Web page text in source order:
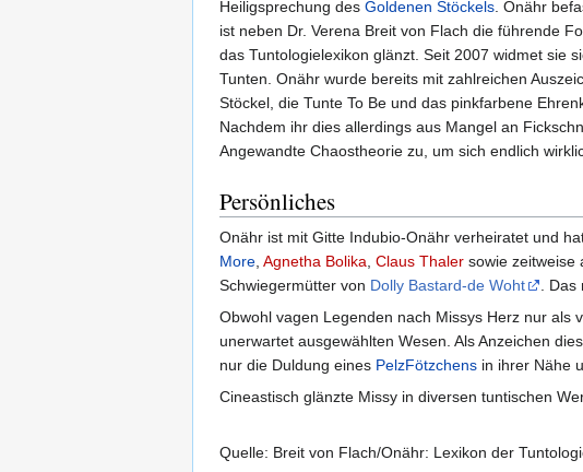
Heiligsprechung des Goldenen Stöckels . Onähr
ist neben Dr. Verena Breit von Flach die führende
das Tuntologielexikon glänzt. Seit 2007 widmet sie
Tunten. Onähr wurde bereits mit zahlreichen
Stöckel, die Tunte To Be und das pinkfarbene
Nachdem ihr dies allerdings aus Mangel an
Angewandte Chaostheorie zu, um sich endlich
Persönliches
Onähr ist mit Gitte Indubio-Onähr verheiratet und
More Agnetha Bolika Claus Thaler sowie zeitweise
Schwiegermütter von Dolly Bastard-de Woht
.
Obwohl vagen Legenden nach Missys Herz nur als
unerwartet ausgewählten Wesen. Als Anzeichen
nur die Duldung eines PelzFötzchens in ihrer Nähe
Cineastisch glänzte Missy in diversen tuntischen
Quelle: Breit von Flach/Onähr: Lexikon der